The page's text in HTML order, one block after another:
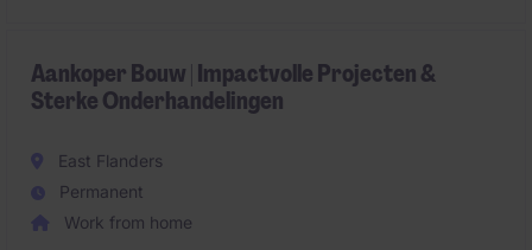
Aankoper Bouw | Impactvolle Projecten &
Sterke Onderhandelingen
East Flanders
Permanent
Work from home